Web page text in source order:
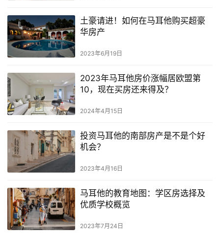
土豪请进！如何在马耳他购买超豪
华房产
2023年6月19日
2023年马耳他房价涨幅居欧盟第
10，现在买房还来得及？
2024年4月15日
投资马耳他的南部房产是不是个好
机会？
2023年4月16日
马耳他的教育地图：学区房选择及
优质学校概览
2023年7月24日